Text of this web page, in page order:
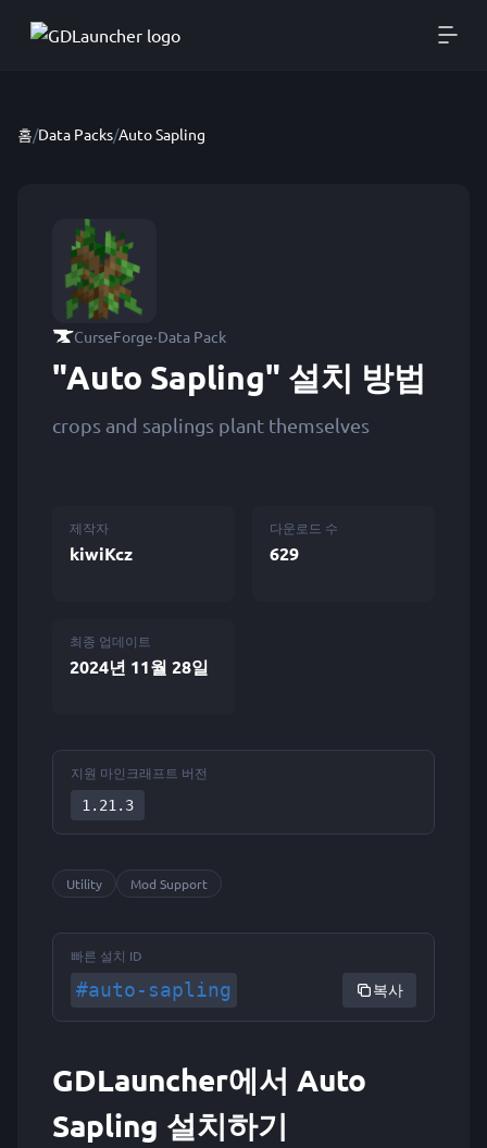
홈/Data Packs/Auto Sapling
CurseForge·Data Pack
"Auto Sapling" 설치 방법
crops and saplings plant themselves
제작자
kiwiKcz
다운로드 수
629
최종 업데이트
2024년 11월 28일
지원 마인크래프트 버전
1.21.3
Utility Mod Support
빠른 설치 ID
#auto-sapling 복사
GDLauncher에서 Auto
Sapling 설치하기